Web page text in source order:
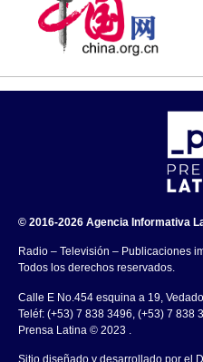
© 2016-2026 Agencia Informativa
Radio – Televisión – Publicaciones
Todos los derechos reservados.
Calle E No.454 esquina a 19,
Teléf: (+53) 7 838 3496, (+53) 7 838
Prensa Latina © 2023 .
Sitio diseñado y desarrollado por el